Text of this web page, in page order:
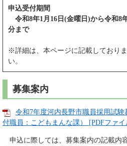
申込受付期間
令和8年1月16日(金曜日)から令和8
分まで
※詳細は、本ページに記載しており
い。
募集案内
令和7年度河内長野市職員採用試
付職員：こどもまんな課） [PDFファイ
申込に際しては、募集案内の記載内